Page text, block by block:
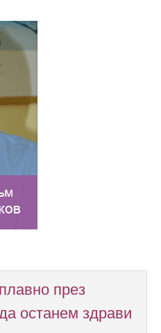
през
останем здрави